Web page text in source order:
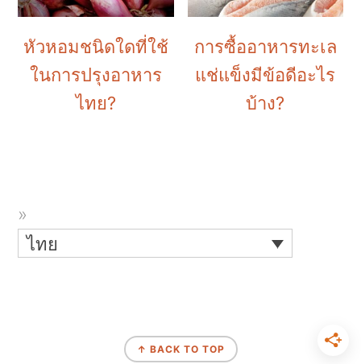
หัวหอมชนิดใดที่ใช้
ในการปรุงอาหาร
ไทย?
การซื้ออาหารทะเล
แช่แข็งมีข้อดีอะไร
บ้าง?
ไทย
↑ BACK TO TOP